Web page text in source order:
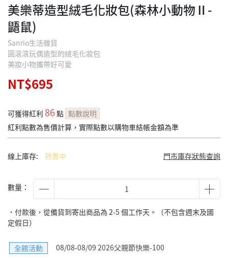
美樂蒂造型絨毛化妝包(森林小動物Ⅱ-
鼯鼠)
Sanrio生活雜貨
圓滾滾玩偶造型的絨毛化妝包
美妝小物攜帶好可愛
NT$695
可獲得紅利 86點 點數說明
紅利點數為售價計算，實際點數以購物車結帳金額為準
線上庫存: 熱賣中 門市庫存狀態查詢
數量：
˙付款後，從備貨到寄出商品為 2-5 個工作天。（不包含週末及國
定假日）
全館活動
08/08-08/09 2026父親節快樂-100